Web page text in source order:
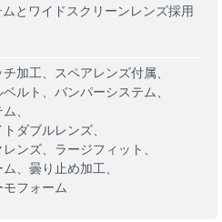
とワイドスクリーンレンズ採用
チ加工
スペアレンズ付属
ルト
バンパーシステム
ダブルレンズ
レンズ
ラージフィット
曇り止め加工
フォーム